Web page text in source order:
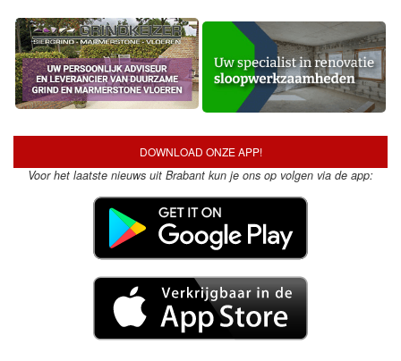
DOWNLOAD ONZE APP!
Voor het laatste nieuws uit Brabant kun je ons op volgen via de app: